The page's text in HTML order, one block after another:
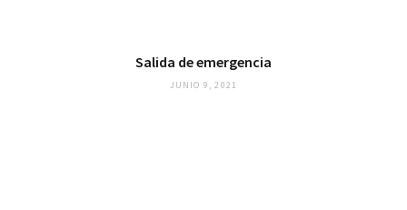
Salida de emergencia
JUNIO 9, 2021